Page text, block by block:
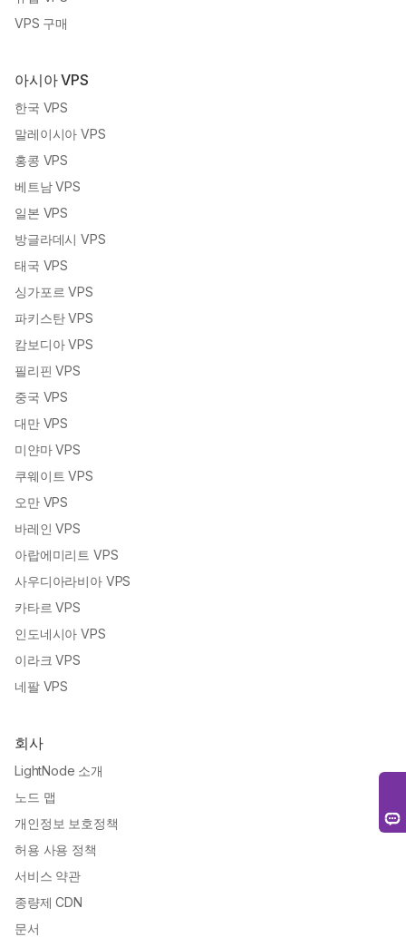
VPS 구매
아시아 VPS
한국 VPS
말레이시아 VPS
홍콩 VPS
베트남 VPS
일본 VPS
방글라데시 VPS
태국 VPS
싱가포르 VPS
파키스탄 VPS
캄보디아 VPS
필리핀 VPS
중국 VPS
대만 VPS
미얀마 VPS
쿠웨이트 VPS
오만 VPS
바레인 VPS
아랍에미리트 VPS
사우디아라비아 VPS
카타르 VPS
인도네시아 VPS
이라크 VPS
네팔 VPS
회사
LightNode 소개
노드 맵
개인정보 보호정책
허용 사용 정책
서비스 약관
종량제 CDN
문서